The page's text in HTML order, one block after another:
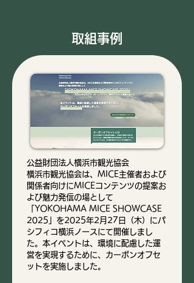
取組事例
公益財団法人横浜市観光協会
横浜市観光協会は、MICE主催者および
関係者向けにMICEコンテンツの提案お
よび魅力発信の場として
「YOKOHAMA MICE SHOWCASE
2025」を2025年2月27日（木）にパ
シフィコ横浜ノースにて開催しまし
た。本イベントは、環境に配慮した運
営を実現するために、カーボンオフセ
ットを実施しました。